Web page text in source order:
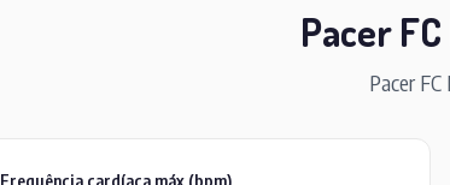
Pacer
Pacer
Frequência cardíaca máx (bpm)